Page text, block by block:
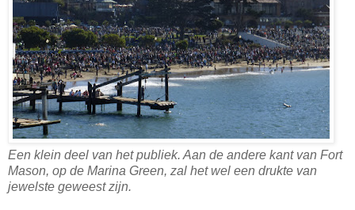
Een klein deel van het publiek. Aan de andere kant van Fort
Mason, op de Marina Green, zal het wel een drukte van
jewelste geweest zijn.